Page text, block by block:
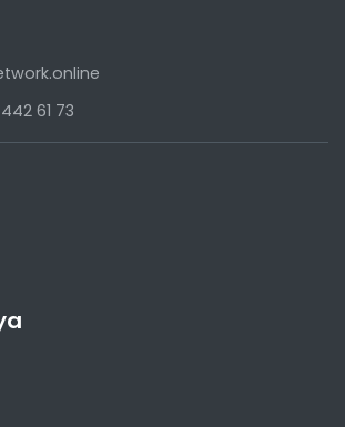
61 73